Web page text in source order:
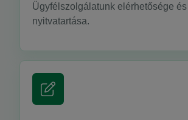
Ügyfélszolgálatunk elérhetősége és
nyitvatartása.